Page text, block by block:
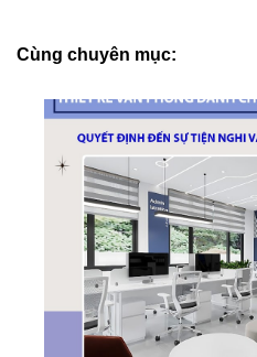
Cùng chuyên mục: